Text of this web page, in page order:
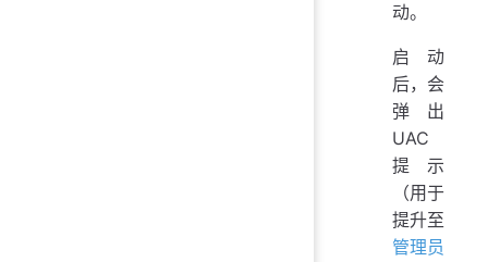
动。
启动
后，会
弹出
UAC
提示
（用于
提升至
管理员